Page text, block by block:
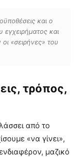
και ο
και
«σειρήνες» του
τρόπος,
από το
«να γίνει»,
μαζικό